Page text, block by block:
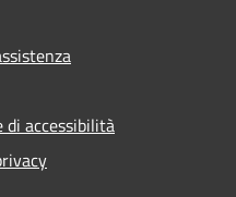
di accessibilità